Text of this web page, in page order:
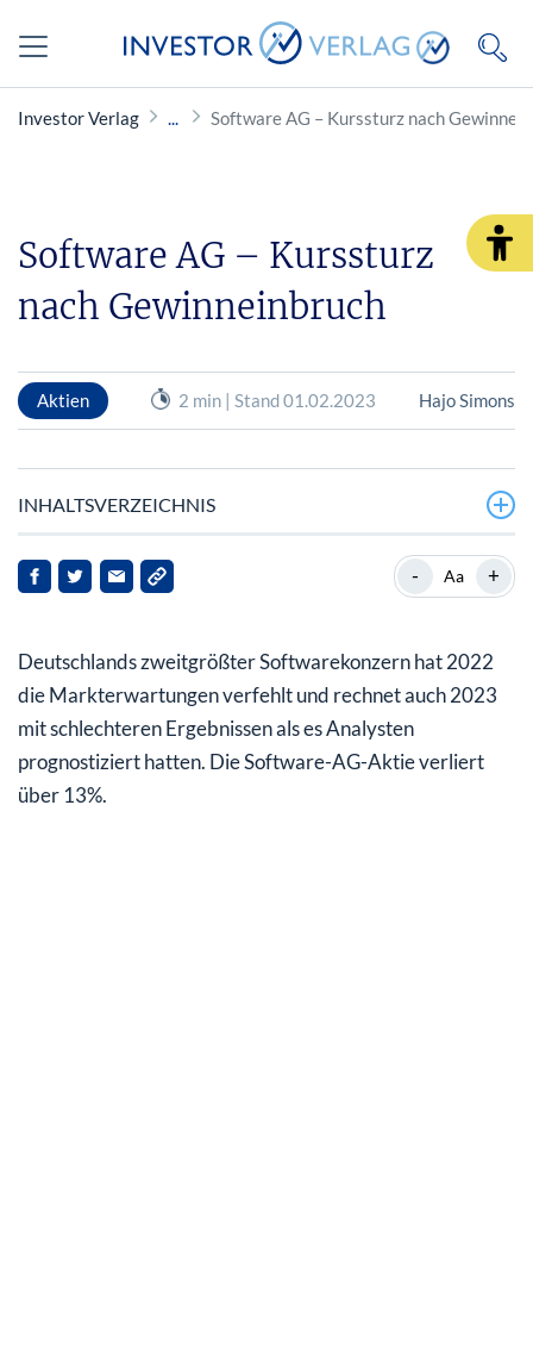
Investor Verlag Software AG – Kurssturz nach
Software AG – Kurssturz
nach Gewinneinbruch
Aktien 2 min | Stand 01.02.2023 Hajo Simons
INHALTSVERZEICHNIS
Zukauf der US-Firma Streamsets belastet Ergebnis
Stellenabbau und Konzentration auf
Wachstumsbereiche
- Aa +
Deutschlands zweitgrößter Softwarekonzern hat 2022
die Markterwartungen verfehlt und rechnet auch 2023
mit schlechteren Ergebnissen als es Analysten
prognostiziert hatten. Die Software-AG-Aktie verliert
über 13%.